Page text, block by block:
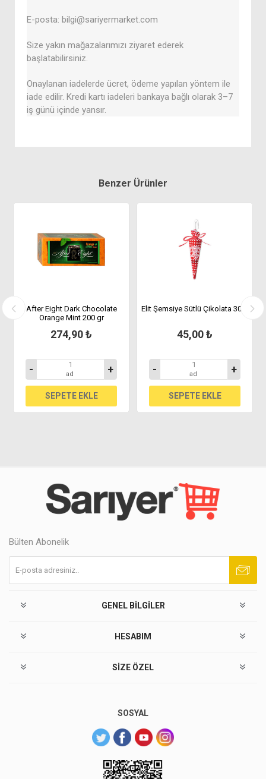
E-posta: bilgi@sariyermarket.com
Size yakın mağazalarımızı ziyaret ederek
başlatabilirsiniz.
Onaylanan iadelerde ücret, ödeme yapılan yöntem ile
iade edilir. Kredi kartı iadeleri bankaya bağlı olarak 3–7
iş günü içinde yansır.
Benzer Ürünler
After Eight Dark Chocolate
Orange Mint 200 gr
274,90 ₺
- ad +
Elit Şemsiye Sütlü Çikolata 30gr
45,00 ₺
- ad +
Bülten Abonelik
GENEL BILGILER
HESABIM
SIZE ÖZEL
SOSYAL